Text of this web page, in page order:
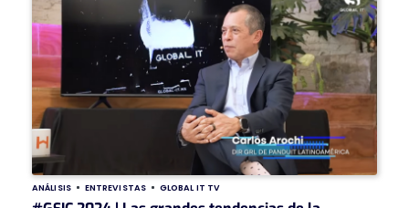
ANÁLISIS ENTREVISTAS GLOBAL IT TV